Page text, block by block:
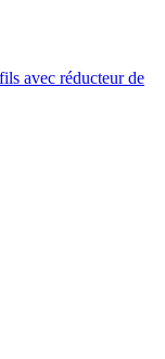
avec réducteur de